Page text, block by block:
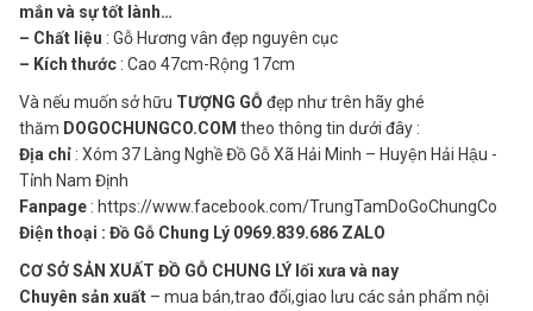
mắn và sự tốt lành…
– Chất liệu : Gỗ Hương vân đẹp nguyên cục
– Kích thước : Cao 47cm-Rộng 17cm
Và nếu muốn sở hữu TƯỢNG GỖ đẹp như trên hãy ghé
thăm DOGOCHUNGCO.COM theo thông tin dưới đây :
Địa chỉ : Xóm 37 Làng Nghề Đồ Gỗ Xã Hải Minh – Huyện Hải Hậu -
Tỉnh Nam Định
Fanpage : https://www.facebook.com/TrungTamDoGoChungCo
Điện thoại : Đồ Gỗ Chung Lý 0969.839.686 ZALO
CƠ SỞ SẢN XUẤT ĐỒ GỖ CHUNG LÝ lối xưa và nay
Chuyên sản xuất – mua bán,trao đổi,giao lưu các sản phẩm nội